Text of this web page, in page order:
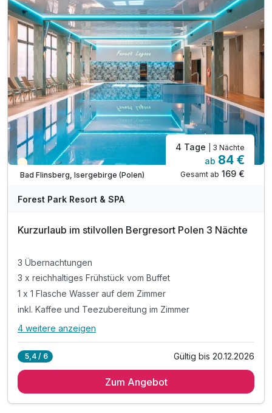
inkl. Leihbademantel und Saunatuch
inkl. Nutzung W-Lan
Teilweise ausgelastet
Bad Flinsberg, Isergebirge (Polen)
4 Tage | 3 Nächte
ab 84 €
Gesamt ab 169 €
Forest Park Resort & SPA
Kurzurlaub im stilvollen Bergresort Polen 3 Nächte
3 Übernachtungen
3 x reichhaltiges Frühstück vom Buffet
1 x 1 Flasche Wasser auf dem Zimmer
inkl. Kaffee und Teezubereitung im Zimmer
Alle Inklusivleistungen
3 x reichhaltiges Frühstück vom Buffet
4 weitere anzeigen
5,4 / 6 Gültig bis 20.12.2026
Zum Angebot